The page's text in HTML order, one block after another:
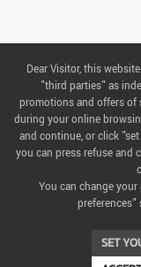
ITALIAN
CF/PI 00139440408, Registro
Dear Visitor, this
"third parties" as
promotions and offers of
during your online
and continue, or click
you can press refuse and
You can change
preferences"
SET